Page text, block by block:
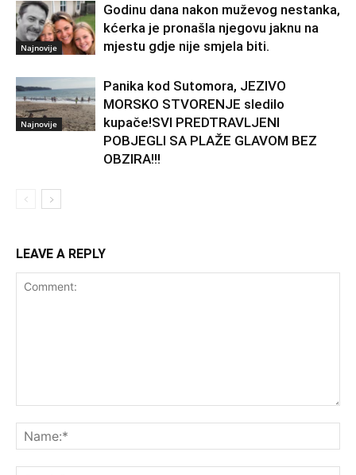
Najnovije
Godinu dana nakon muževog nestanka,
kćerka je pronašla njegovu jaknu na
mjestu gdje nije smjela biti.
Najnovije
Panika kod Sutomora, JEZIVO
MORSKO STVORENJE sledilo
kupače!SVI PREDTRAVLJENI
POBJEGLI SA PLAŽE GLAVOM BEZ
OBZIRA!!!
LEAVE A REPLY